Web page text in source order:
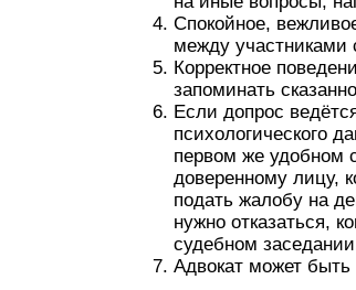
Спокойное,
между участниками
Корректное
запоминать
Если допрос
психологического
первом же удобном
доверенному лицу,
подать жалобу на
нужно отказаться,
судебном
Адвокат может быть